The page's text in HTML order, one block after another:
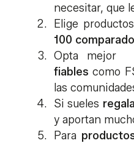
necesitar, que
Elige productos
100
Opta mejor
fiablescomo
las
Si sueles
y aportan
Para